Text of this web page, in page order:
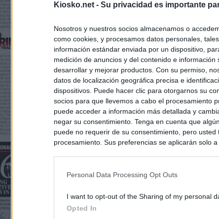
Kiosko.net - Su privacidad es importante
Nosotros y nuestros socios almacenamos o
como cookies, y procesamos datos personales,
información estándar enviada por un dispositivo,
medición de anuncios y del contenido e
desarrollar y mejorar productos. Con su permiso,
datos de localización geográfica precisa e
dispositivos. Puede hacer clic para otorgarnos su
socios para que llevemos a cabo el procesamiento
puede acceder a información más detallada y
negar su consentimiento. Tenga en cuenta que
puede no requerir de su consentimiento, pero
procesamiento. Sus preferencias se aplicarán solo
Personal Data Processing Opt Outs
I want to opt-out of the Sharing of my personal
Opted In